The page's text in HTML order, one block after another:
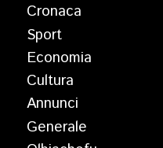
Cronaca
Sport
Economia
Cultura
Annunci
Generale